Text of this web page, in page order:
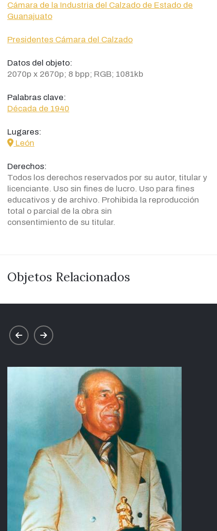
Cámara de la Industria del Calzado de Estado de
Guanajuato
Presidentes Cámara del Calzado
Datos del objeto:
2070p x 2670p; 8 bpp; RGB; 1081kb
Palabras clave:
Década de 1940
Lugares:
icon
León
Derechos:
Todos los derechos reservados por su autor, titular y
licenciante. Uso sin fines de lucro. Uso para fines
educativos y de archivo. Prohibida la reproducción
total o parcial de la obra sin
consentimiento de su titular.
Objetos Relacionados
prev next